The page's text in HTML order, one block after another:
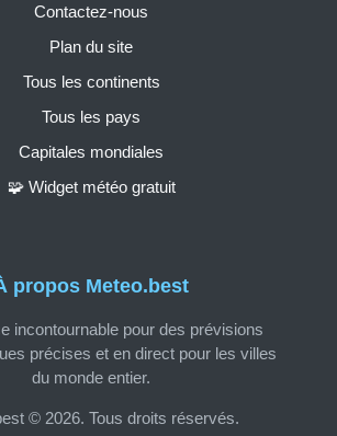
propos Meteo.best
incontournable pour des prévisions
précises et en direct pour les villes
du monde entier.
© 2026. Tous droits réservés.
Contactez-nous
Plan du site
Tous les continents
Tous les pays
Capitales mondiales
🧩 Widget météo gratuit